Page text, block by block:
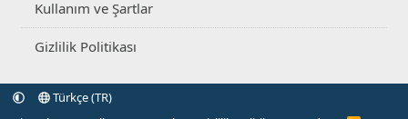
Kullanım ve Şartlar
Gizlilik Politikası
Türkçe (TR)